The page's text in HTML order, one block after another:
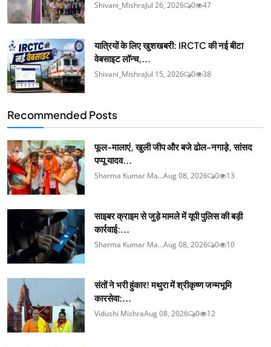
Shivani_MishraJul 26, 2026 0 47
यात्रियों के लिए खुशखबरी: IRCTC की नई बीटा
वेबसाइट लॉन्च,...
Shivani_MishraJul 15, 2026 0 38
Recommended Posts
फूल-मालाएं, खुली जीप और बजे ढोल-नगाड़े, सांसद
पप्पू यादव...
Sharma Kumar Ma...Aug 08, 2026 0 13
साइबर क्राइम से जुड़े मामले में यूपी पुलिस की बड़ी
कार्रवाई:...
Sharma Kumar Ma...Aug 08, 2026 0 10
संतों ने भरी हुंकार! मथुरा में श्रीकृष्ण जन्मभूमि
कारसेवा:...
Vidushi MishraAug 08, 2026 0 12